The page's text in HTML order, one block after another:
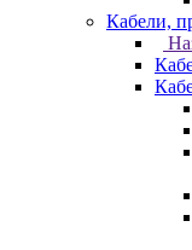
Кабели,